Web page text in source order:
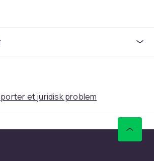
et juridisk problem